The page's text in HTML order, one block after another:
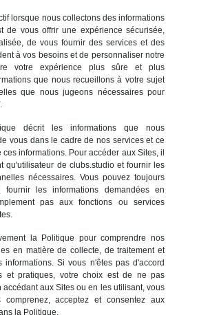
lorsque nous collectons des informations
de vous offrir une expérience sécurisée,
de vous fournir des services et des
à vos besoins et de personnaliser notre
votre expérience plus sûre et plus
que nous recueillons à votre sujet
que nous jugeons nécessaires pour
décrit les informations que nous
vous dans le cadre de nos services et ce
informations. Pour accéder aux Sites, il
qu'utilisateur de clubs.studio et fournir les
nécessaires. Vous pouvez toujours
les informations demandées en
pas aux fonctions ou services
la Politique pour comprendre nos
en matière de collecte, de traitement et
informations. Si vous n'êtes pas d'accord
et pratiques, votre choix est de ne pas
accédant aux Sites ou en les utilisant, vous
acceptez et consentez aux
la Politique.